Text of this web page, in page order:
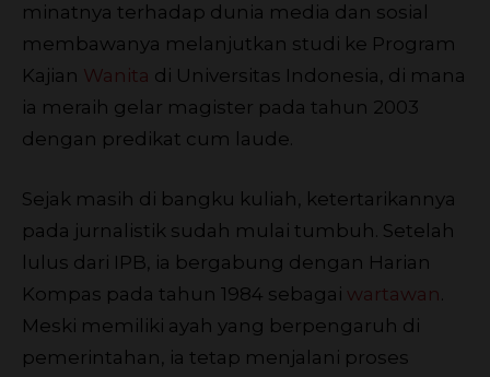
minatnya terhadap dunia media dan sosial
membawanya melanjutkan studi ke Program
Kajian Wanita di Universitas Indonesia, di mana
ia meraih gelar magister pada tahun 2003
dengan predikat cum laude.
Sejak masih di bangku kuliah, ketertarikannya
pada jurnalistik sudah mulai tumbuh. Setelah
lulus dari IPB, ia bergabung dengan Harian
Kompas pada tahun 1984 sebagai wartawan.
Meski memiliki ayah yang berpengaruh di
pemerintahan, ia tetap menjalani proses